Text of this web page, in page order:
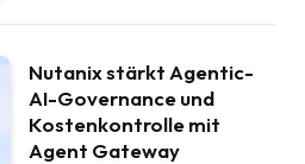
Nutanix stärkt Agentic-
AI-Governance und
Kostenkontrolle mit
Agent Gateway